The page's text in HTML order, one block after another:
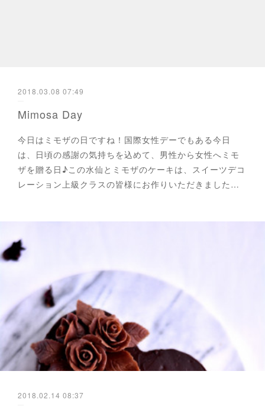
2018.03.08 07:49
Mimosa Day
今日はミモザの日ですね！国際女性デーでもある今日
は、日頃の感謝の気持ちを込めて、男性から女性へミモ
ザを贈る日♪この水仙とミモザのケーキは、スイーツデコ
レーション上級クラスの皆様にお作りいただきました…
2018.02.14 08:37